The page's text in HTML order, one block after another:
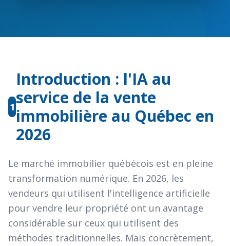
1
Introduction : l'IA au
service de la vente
immobilière au Québec en
2026
Le marché immobilier québécois est en pleine
transformation numérique. En 2026, les
vendeurs qui utilisent l'intelligence artificielle
pour vendre leur propriété ont un avantage
considérable sur ceux qui utilisent des
méthodes traditionnelles. Mais concrètement,